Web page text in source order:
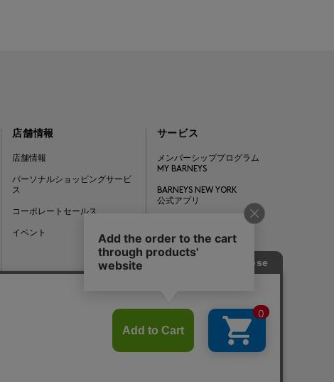
店舗情報
店舗情報
パーソナルショッピングサービ
ス
コーポレートセールス
イベント
サービス
メンバーシッププログラム
MY BARNEYS
BARNEYS NEW YORK
公式アプリ